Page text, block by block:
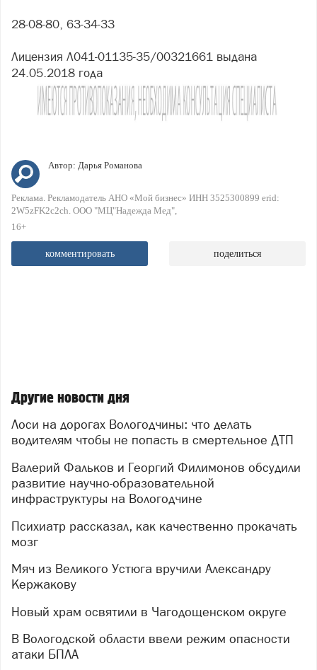
28-08-80, 63-34-33
Лицензия Л041-01135-35/00321661 выдана
24.05.2018 года
Автор: Дарья Романова
Реклама. Рекламодатель АНО «Мой бизнес» ИНН 3525300899 erid:
2W5zFK2c2ch. ООО "МЦ"Надежда Мед"
16+
комментировать поделиться
Другие новости дня
Лоси на дорогах Вологодчины: что делать
водителям чтобы не попасть в смертельное ДТП
Валерий Фальков и Георгий Филимонов обсудили
развитие научно-образовательной
инфраструктуры на Вологодчине
Психиатр рассказал, как качественно прокачать
мозг
Мяч из Великого Устюга вручили Александру
Кержакову
Новый храм освятили в Чагодощенском округе
В Вологодской области ввели режим опасности
атаки БПЛА